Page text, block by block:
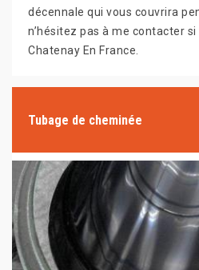
décennale qui vous couvrira
n’hésitez pas à me contacter
Chatenay En France.
Tubage de cheminée